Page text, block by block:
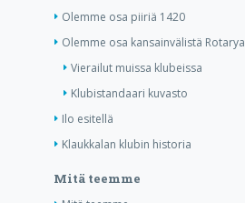
Olemme osa piiriä 1420
Olemme osa kansainvälistä Rotarya
Vierailut muissa klubeissa
Klubistandaari kuvasto
Ilo esitellä
Klaukkalan klubin historia
Mitä teemme